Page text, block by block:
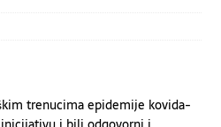
trenucima epidemije kovida-